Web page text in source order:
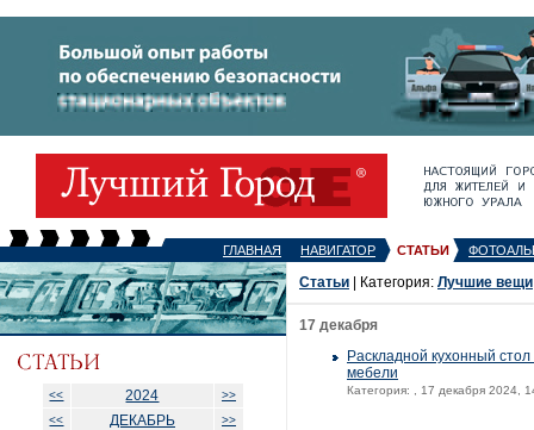
ГЛАВНАЯ НАВИГАТОР СТАТЬИ
<< 2024
>>
<<
ДЕКАБРЬ >>
Статьи | Категория: Лучшие вещи
17 декабря
Раскладной кухонный
мебели
Категория: , 17 декабря 2024,